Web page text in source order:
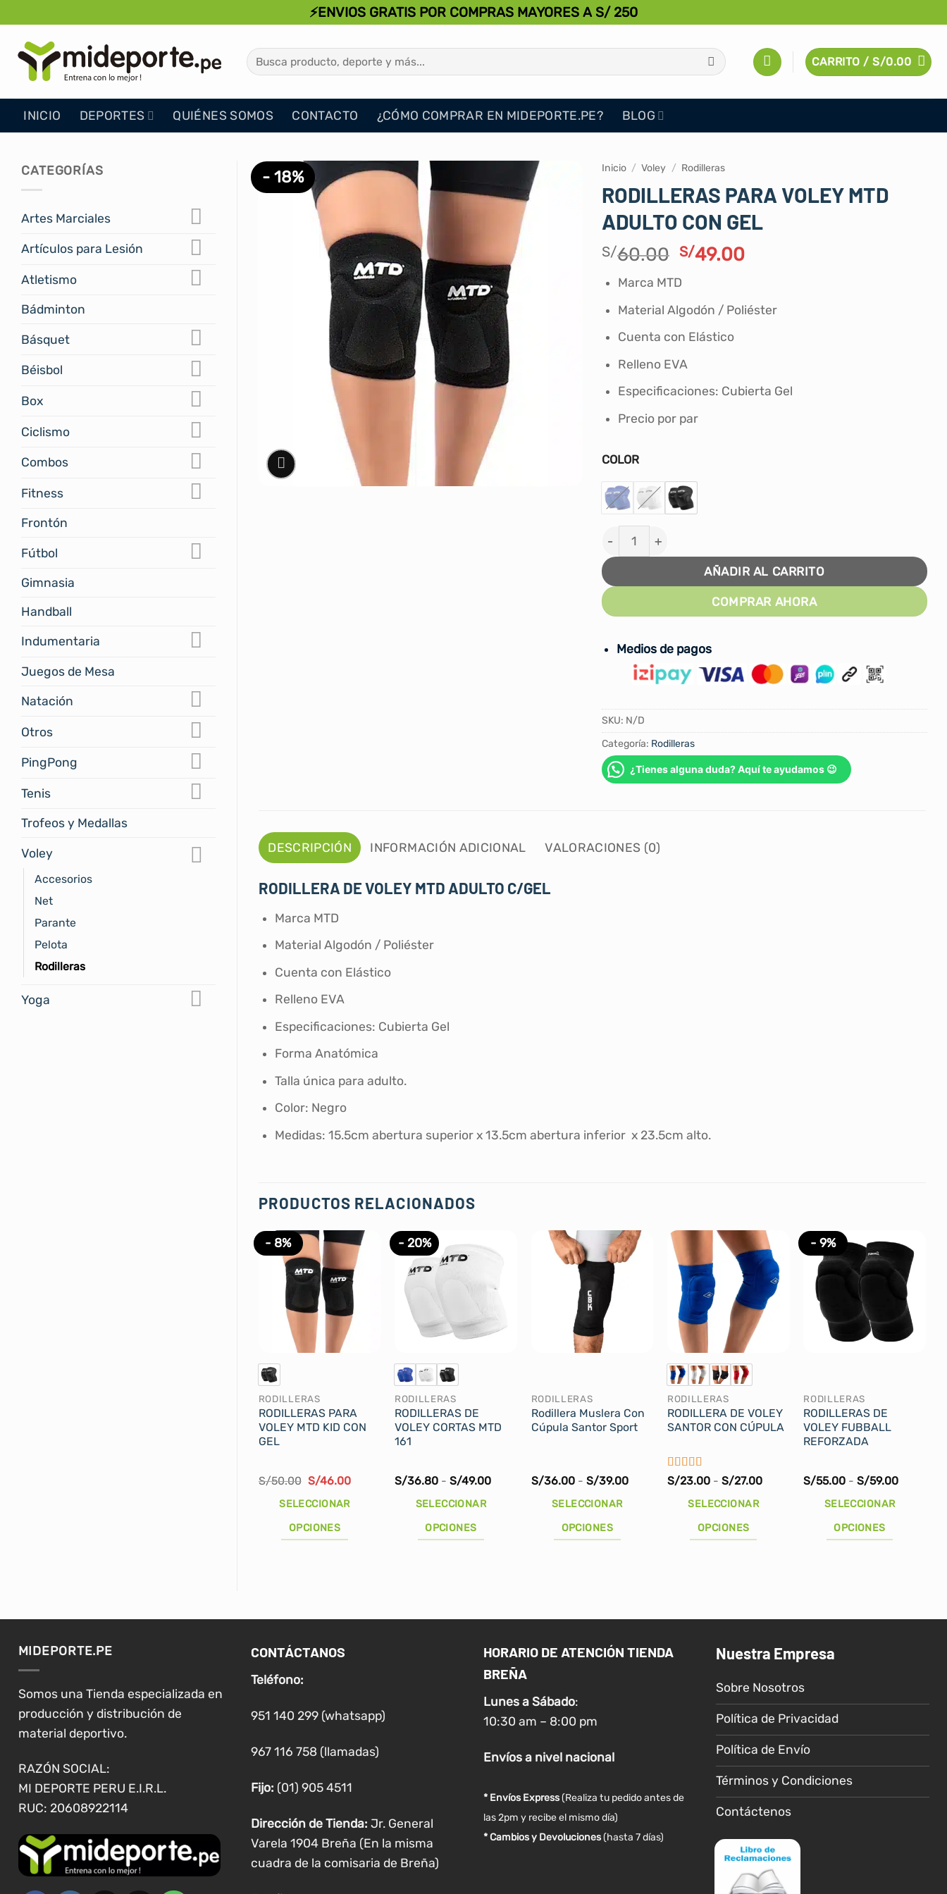
al
contenido
⚡ENVIOS GRATIS POR COMPRAS MAYORES A S/ 250
Buscar
por:
CARRITO /S/0.00
INICIO DEPORTES QUIÉNES SOMOS CONTACTO ¿CÓMO COMPRAR EN MIDEPORTE.PE? BLOG
CATEGORÍAS
Artes Marciales
Artículos para Lesión
Atletismo
Bádminton
Básquet
Béisbol
Box
Ciclismo
Combos
Fitness
Frontón
Fútbol
Gimnasia
Handball
Indumentaria
Juegos de Mesa
Natación
Otros
PingPong
Tenis
Trofeos y Medallas
Voley
Accesorios
Net
Parante
Pelota
Rodilleras
Yoga
- 18% Inicio / Voley / Rodilleras
RODILLERAS PARA VOLEY MTD
ADULTO CON GEL
S/60.00 El
precio
original
era:
S/60.00.
S/49.00El
es:
Marca MTD
Material Algodón / Poliéster
Cuenta con Elástico
Relleno EVA
Especificaciones: Cubierta Gel
Precio por par
COLOR
RODILLERAS PARA VOLEY MTD ADULTO CON GEL cantidad
AÑADIR AL CARRITO
COMPRAR AHORA
Medios de pagos
SKU: N/D
Categoría: Rodilleras
¿Tienes alguna duda? Aquí te ayudamos 😉
DESCRIPCIÓN INFORMACIÓN ADICIONAL VALORACIONES (0)
RODILLERA DE VOLEY MTD ADULTO C/GEL
Marca MTD
Material Algodón / Poliéster
Cuenta con Elástico
Relleno EVA
Especificaciones: Cubierta Gel
Forma Anatómica
Talla única para adulto.
Color: Negro
Medidas: 15.5cm abertura superior x 13.5cm abertura inferior x 23.5cm alto.
PRODUCTOS RELACIONADOS
- 8%
RODILLERAS
RODILLERAS PARA
VOLEY MTD KID CON
GEL
S/50.00 El
original
S/50.00.
S/46.00El
SELECCIONAR
OPCIONES
variantes.
opciones
se
en
página
producto
- 20%
RODILLERAS
RODILLERAS DE
VOLEY CORTAS MTD
161
S/36.80 - S/49.00Rango
SELECCIONAR
OPCIONES
variantes.
RODILLERAS
Rodillera Muslera Con
Cúpula Santor Sport
S/36.00 - S/39.00Rango
SELECCIONAR
OPCIONES
variantes.
opciones
elegir
en
página
producto
RODILLERAS
RODILLERA DE VOLEY
SANTOR CON CÚPULA
Valorado
con
S/23.00 - S/27.00Rango
SELECCIONAR
OPCIONES
variantes.
opciones
producto
- 9%
RODILLERAS
RODILLERAS DE
VOLEY FUBBALL
REFORZADA
S/55.00 - S/59.00Rango
SELECCIONAR
OPCIONES
variantes.
opciones
pueden
elegir
en
la
de
producto
MIDEPORTE.PE
Somos una Tienda especializada en
producción y distribución de
material deportivo.
RAZÓN SOCIAL:
MI DEPORTE PERU E.I.R.L.
RUC: 20608922114
CONTÁCTANOS
Teléfono:
951 140 299 (whatsapp)
967 116 758 (llamadas)
Fijo: (01) 905 4511
Dirección de Tienda: Jr. General
Varela 1904 Breña (En la misma
cuadra de la comisaria de Breña)
HORARIO DE ATENCIÓN TIENDA
BREÑA
Lunes a Sábado:
10:30 am – 8:00 pm
Envíosa nivel nacional
* Envíos Express(Realiza tu pedido antes de
las 2pm y recibe el mismo día)
* Cambios y Devoluciones (hasta 7 días)
Nuestra Empresa
Sobre Nosotros
Política de Privacidad
Política de Envío
Términos y Condiciones
Contáctenos